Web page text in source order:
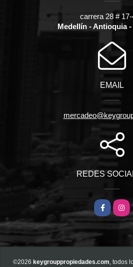
carrera 28 #
Medellín - Antioquia
EMAIL
REDES
Facebook
©2026 keygrouppropiedades.com, todos